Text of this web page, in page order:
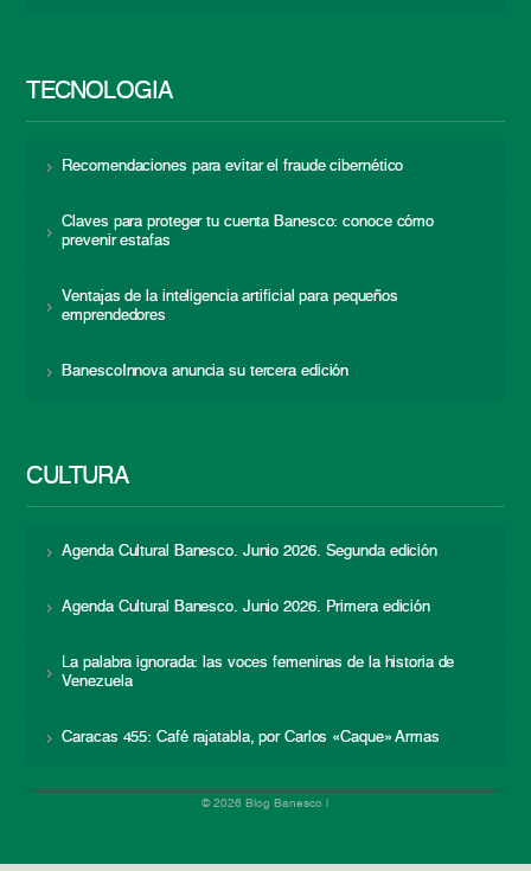
TECNOLOGÍA
Recomendaciones para evitar el fraude cibernético
Claves para proteger tu cuenta Banesco: conoce cómo
prevenir estafas
Ventajas de la inteligencia artificial para pequeños
emprendedores
BanescoInnova anuncia su tercera edición
CULTURA
Agenda Cultural Banesco. Junio 2026. Segunda edición
Agenda Cultural Banesco. Junio 2026. Primera edición
La palabra ignorada: las voces femeninas de la historia de
Venezuela
Caracas 455: Café rajatabla, por Carlos «Caque» Armas
© 2026 Blog Banesco |